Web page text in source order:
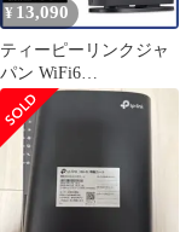
¥ 13,090
ティーピーリンクジャ
パン WiFi6
4804+1148Mbps AX6000
メッシュWiFi OneMesh
対応 USB3.0 ARCHER
AX80